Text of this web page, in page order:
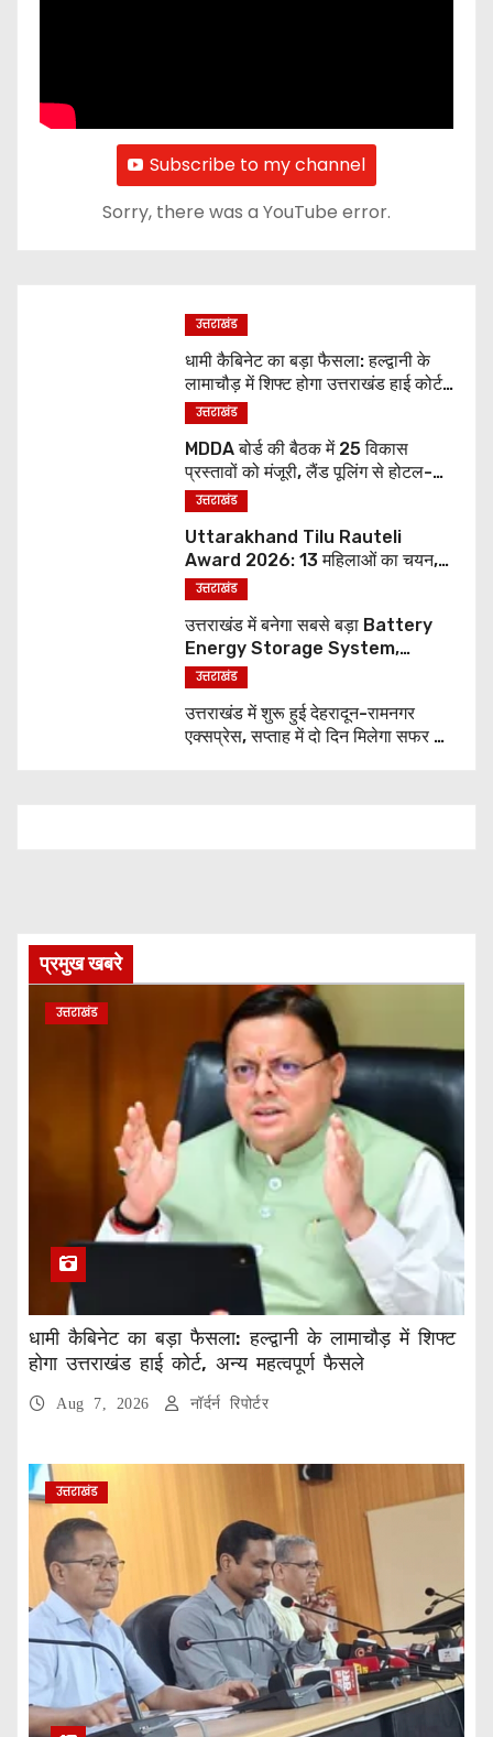
Subscribe to my channel
Sorry, there was a YouTube error.
उत्तराखंड
धामी कैबिनेट का बड़ा फैसला: हल्द्वानी के
लामाचौड़ में शिफ्ट होगा उत्तराखंड हाई कोर्ट,
अन्य महत्वपूर्ण फैसले
उत्तराखंड
MDDA बोर्ड की बैठक में 25 विकास
प्रस्तावों को मंजूरी, लैंड पूलिंग से होटल-
पर्यटन परियोजनाओं को मिलेगी रफ्तार
उत्तराखंड
Uttarakhand Tilu Rauteli
Award 2026: 13 महिलाओं का चयन,
8 अगस्त को सीएम धामी करेंगे सम्मानित
उत्तराखंड
उत्तराखंड में बनेगा सबसे बड़ा Battery
Energy Storage System,
UJVNL लगाएगा 352 करोड़ का प्रोजेक्ट
उत्तराखंड
उत्तराखंड में शुरू हुई देहरादून-रामनगर
एक्सप्रेस, सप्ताह में दो दिन मिलेगा सफर का
प्रमुख खबरे
उत्तराखंड
धामी कैबिनेट का बड़ा फैसला: हल्द्वानी के लामाचौड़ में शिफ्ट
होगा उत्तराखंड हाई कोर्ट, अन्य महत्वपूर्ण फैसले
Aug 7, 2026 नॉर्दर्न रिपोर्टर
उत्तराखंड